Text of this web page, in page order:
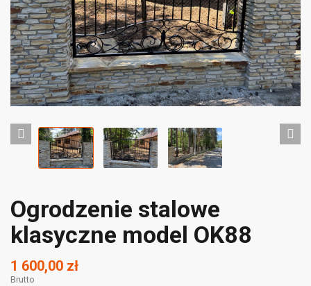
Ogrodzenie stalowe
klasyczne model OK88
1 600,00 zł
Brutto